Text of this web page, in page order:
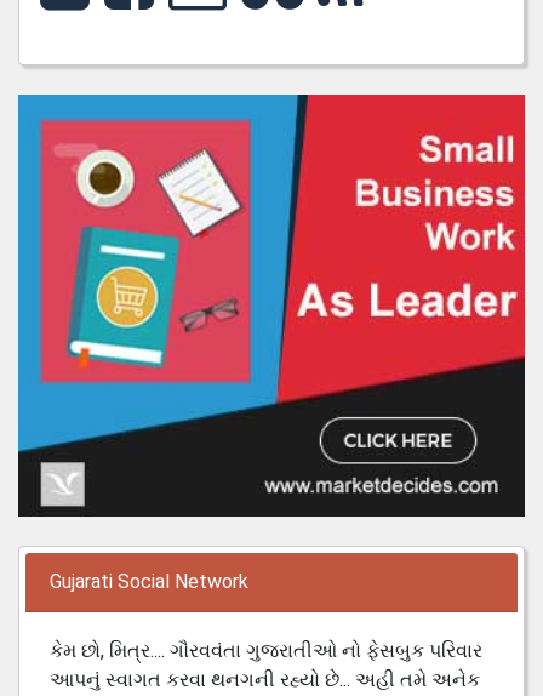
Gujarati Social Network
કેમ છો, મિત્ર.... ગૌરવવંતા ગુજરાતીઓ નો ફેસબુક પરિવાર
આપનું સ્વાગત કરવા થનગની રહ્યો છે... અહી તમે અનેક